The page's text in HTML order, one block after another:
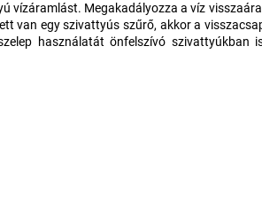
vízáramlást. Megakadályozza a víz
van egy szivattyús szűrő, akkor a
használatát önfelszívó szivattyúkban